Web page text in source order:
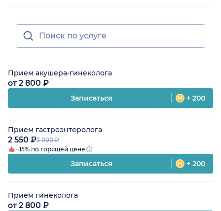
Прием акушера-гинеколога
от 2 800 ₽
Записаться + 200
Прием гастроэнтеролога
2 550 ₽3 000 ₽
−15% по горящей цене
Записаться + 200
Прием гинеколога
от 2 800 ₽